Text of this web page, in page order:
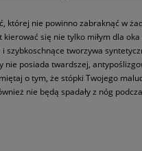
nie powinno zabraknąć w
kierować się nie tylko miłym dla
szybkoschnące tworzywa
posiada twardszej,
o tym, że stópki Twojego
nie będą spadały z nóg